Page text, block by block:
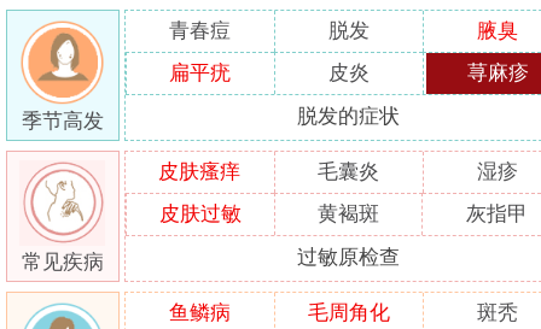
季节高发
青春痘 脱发
腋臭
扁平疣
皮炎 荨麻疹
脱发的症状
常见疾病
皮肤瘙痒 毛囊炎
湿疹
皮肤过敏
黄褐斑 灰指甲
过敏原检查
鱼鳞病 毛周角化
斑秃